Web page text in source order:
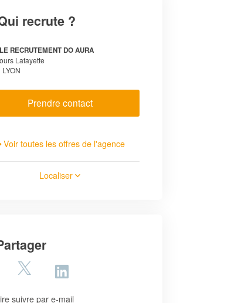
recrute ?
RECRUTEMENT DO AURA
Lafayette
Prendre contact
Voir toutes les offres de l'agence
Localiser
suivre par e-mail